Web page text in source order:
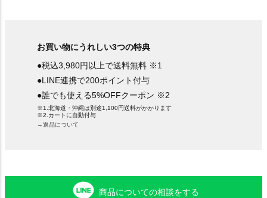
お買い物にうれしい3つの特典
●税込3,980円以上で送料無料 ※1
●LINE連携で200ポイント付与
●誰でも使える5%OFFクーポン ※2
※1.北海道・沖縄は別途1,100円送料がかかります
※2.カートに自動付与
→返品について
商品についての相談をする